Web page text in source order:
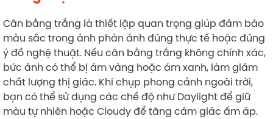
Cân bằng trắng là thiết lập quan trọng giúp đảm bảo
màu sắc trong ảnh phản ánh đúng thực tế hoặc đúng
ý đồ nghệ thuật. Nếu cân bằng trắng không chính xác,
bức ảnh có thể bị ám vàng hoặc ám xanh, làm giảm
chất lượng thị giác. Khi chụp phong cảnh ngoài trời,
bạn có thể sử dụng các chế độ như Daylight để giữ
màu tự nhiên hoặc Cloudy để tăng cảm giác ấm áp.